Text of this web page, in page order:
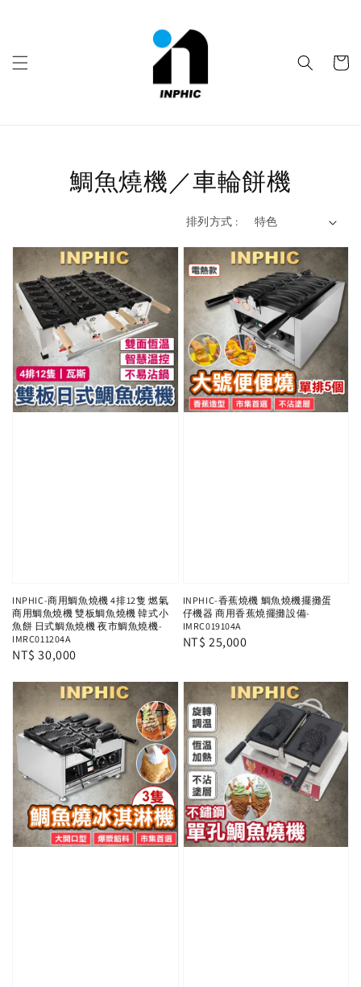
鯛魚燒機／車輪餅機
排列方式 :
INPHIC-商用鯛魚燒機 4排12隻 燃氣
商用鯛魚燒機 雙板鯛魚燒機 韓式小
魚餅 日式鯛魚燒機 夜市鯛魚燒機-
IMRC011204A
Regular
NT$ 30,000
INPHIC-香蕉燒機 鯛魚燒機擺攤蛋
仔機器 商用香蕉燒擺攤設備-
IMRC019104A
Regular
NT$ 25,000